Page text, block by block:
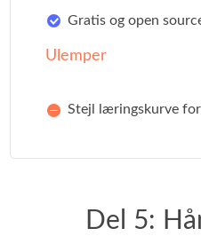
Gratis og open
Ulemper
Stejl læringskurve
Del 5: